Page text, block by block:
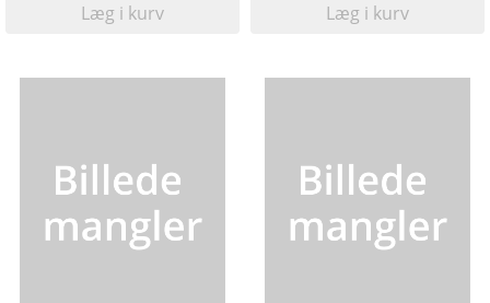
Læg i kurv Læg i kurv